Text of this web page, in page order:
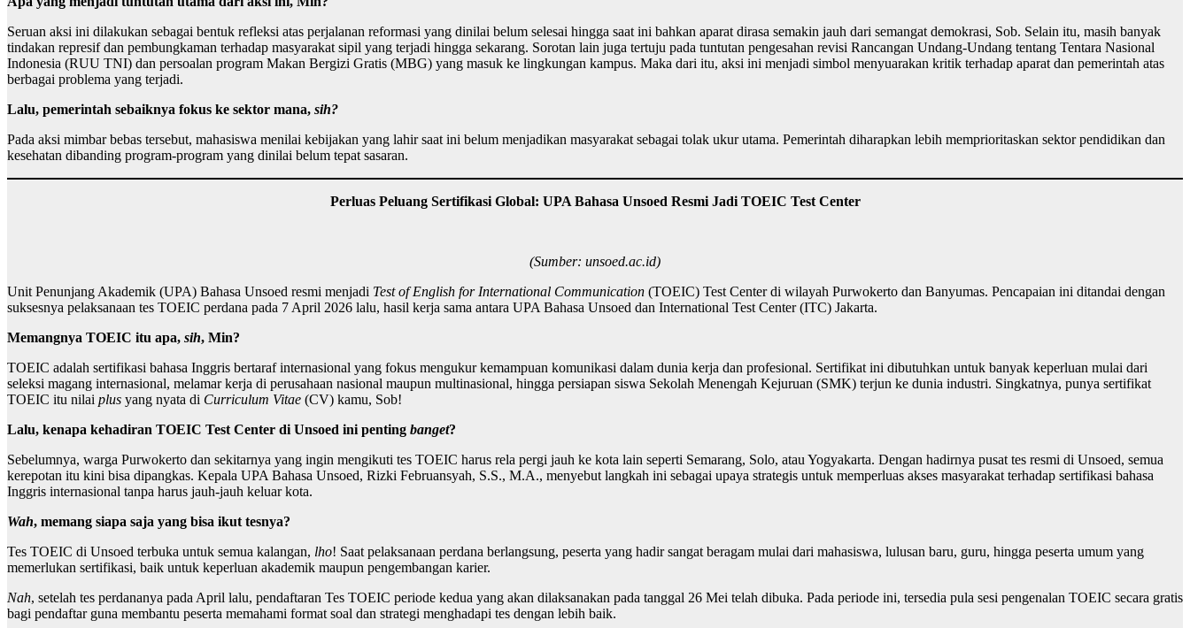
Seruan aksi ini dilakukan sebagai bentuk refleksi atas perjalanan reformasi yang dinilai belum selesai hingga saat ini bahkan aparat dirasa semakin jauh dari semangat demokrasi, Sob. Selain itu, masih banyak
tindakan represif dan pembungkaman terhadap masyarakat sipil yang terjadi hingga sekarang. Sorotan lain juga tertuju pada tuntutan pengesahan revisi Rancangan Undang-Undang tentang Tentara Nasional
Indonesia (RUU TNI) dan persoalan program Makan Bergizi Gratis (MBG) yang masuk ke lingkungan kampus. Maka dari itu, aksi ini menjadi simbol menyuarakan kritik terhadap aparat dan pemerintah atas
berbagai problema yang terjadi.
Lalu, pemerintah sebaiknya fokus ke sektor mana, sih?
Pada aksi mimbar bebas tersebut, mahasiswa menilai kebijakan yang lahir saat ini belum menjadikan masyarakat sebagai tolak ukur utama. Pemerintah diharapkan lebih memprioritaskan sektor pendidikan dan
kesehatan dibanding program-program yang dinilai belum tepat sasaran.
Perluas Peluang Sertifikasi Global: UPA Bahasa Unsoed Resmi Jadi TOEIC Test Center
(Sumber: unsoed.ac.id)
Unit Penunjang Akademik (UPA) Bahasa Unsoed resmi menjadi Test of English for International Communication (TOEIC) Test Center di wilayah Purwokerto dan Banyumas. Pencapaian ini ditandai dengan
suksesnya pelaksanaan tes TOEIC perdana pada 7 April 2026 lalu, hasil kerja sama antara UPA Bahasa Unsoed dan International Test Center (ITC) Jakarta.
Memangnya TOEIC itu apa, sih, Min?
TOEIC adalah sertifikasi bahasa Inggris bertaraf internasional yang fokus mengukur kemampuan komunikasi dalam dunia kerja dan profesional. Sertifikat ini dibutuhkan untuk banyak keperluan mulai dari
seleksi magang internasional, melamar kerja di perusahaan nasional maupun multinasional, hingga persiapan siswa Sekolah Menengah Kejuruan (SMK) terjun ke dunia industri. Singkatnya, punya sertifikat
TOEIC itu nilai plus yang nyata di Curriculum Vitae (CV) kamu, Sob!
Lalu, kenapa kehadiran TOEIC Test Center di Unsoed ini penting banget?
Sebelumnya, warga Purwokerto dan sekitarnya yang ingin mengikuti tes TOEIC harus rela pergi jauh ke kota lain seperti Semarang, Solo, atau Yogyakarta. Dengan hadirnya pusat tes resmi di Unsoed, semua
kerepotan itu kini bisa dipangkas. Kepala UPA Bahasa Unsoed, Rizki Februansyah, S.S., M.A., menyebut langkah ini sebagai upaya strategis untuk memperluas akses masyarakat terhadap sertifikasi bahasa
Inggris internasional tanpa harus jauh-jauh keluar kota.
Wah, memang siapa saja yang bisa ikut tesnya?
Tes TOEIC di Unsoed terbuka untuk semua kalangan, lho! Saat pelaksanaan perdana berlangsung, peserta yang hadir sangat beragam mulai dari mahasiswa, lulusan baru, guru, hingga peserta umum yang
memerlukan sertifikasi, baik untuk keperluan akademik maupun pengembangan karier.
Nah, setelah tes perdananya pada April lalu, pendaftaran Tes TOEIC periode kedua yang akan dilaksanakan pada tanggal 26 Mei telah dibuka. Pada periode ini, tersedia pula sesi pengenalan TOEIC secara gratis
bagi pendaftar guna membantu peserta memahami format soal dan strategi menghadapi tes dengan lebih baik.